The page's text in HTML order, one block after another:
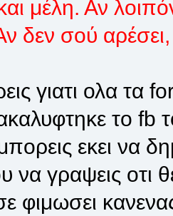
μέλη. Αν
δεν σού
γιατι ολα τα
το fb
εκει να
να γραψεις οτι
φιμωσει